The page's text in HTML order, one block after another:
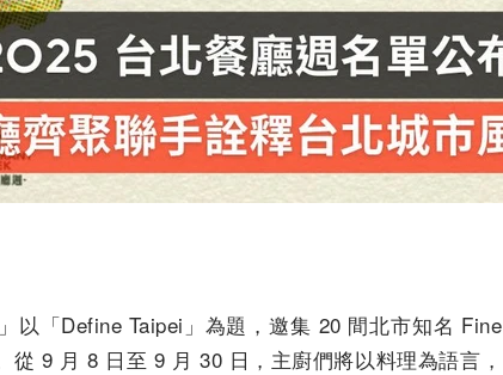
以「Define Taipei」為題，邀集 20 間北市知名 Fine
9 月 8 日至 9 月 30 日，主廚們將以料理為語言，